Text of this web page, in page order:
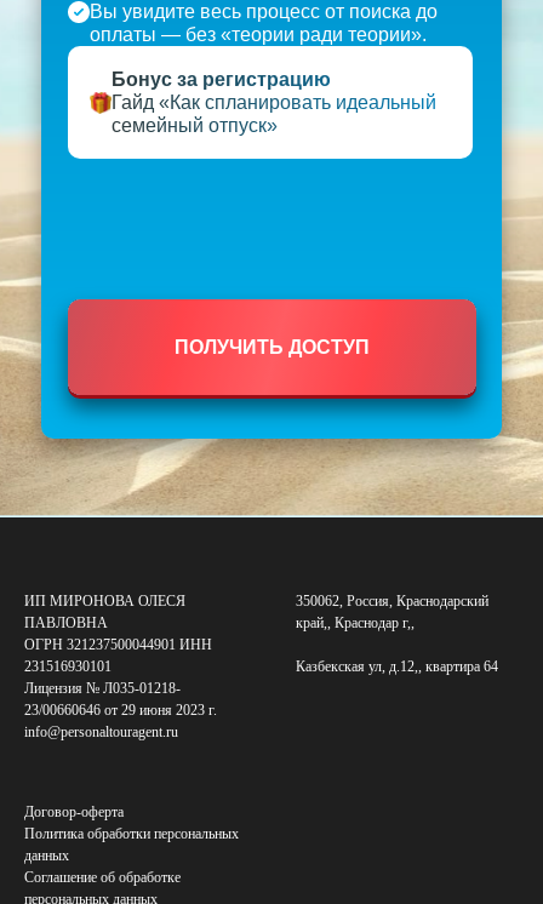
Вы увидите весь процесс от поиска до
оплаты — без «теории ради теории».
Бонус за регистрацию
Гайд «Как спланировать идеальный
семейный отпуск»
ПОЛУЧИТЬ ДОСТУП
ИП МИРОНОВА ОЛЕСЯ
ПАВЛОВНА
ОГРН 321237500044901 ИНН
231516930101
Лицензия № Л035-01218-
23/00660646 от 29 июня 2023 г.
info@personaltouragent.ru
350062, Россия, Краснодарский
край,, Краснодар г,,
Казбекская ул, д.12,, квартира 64
Договор-оферта
Политика обработки персональных
данных
Соглашение об обработке
персональных данных